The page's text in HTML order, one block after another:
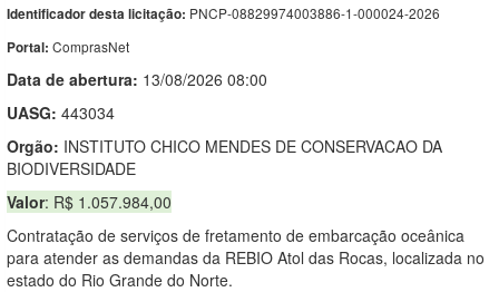
Identificador desta licitação: PNCP-08829974003886-1-000024-2026
Portal: ComprasNet
Data de abertura: 13/08/2026 08:00
UASG: 443034
Orgão: INSTITUTO CHICO MENDES DE CONSERVACAO DA
BIODIVERSIDADE
Valor: R$ 1.057.984,00
Contratação de serviços de fretamento de embarcação oceânica
para atender as demandas da REBIO Atol das Rocas, localizada no
estado do Rio Grande do Norte.